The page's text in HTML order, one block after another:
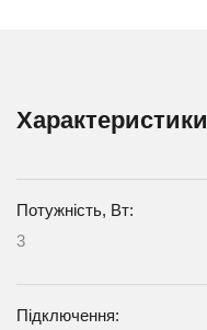
Характеристики
Потужність, Вт:
3
Підключення: